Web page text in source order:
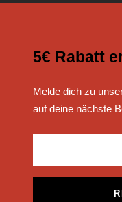
5€ Rabatt
Melde dich zu
auf deine nächste